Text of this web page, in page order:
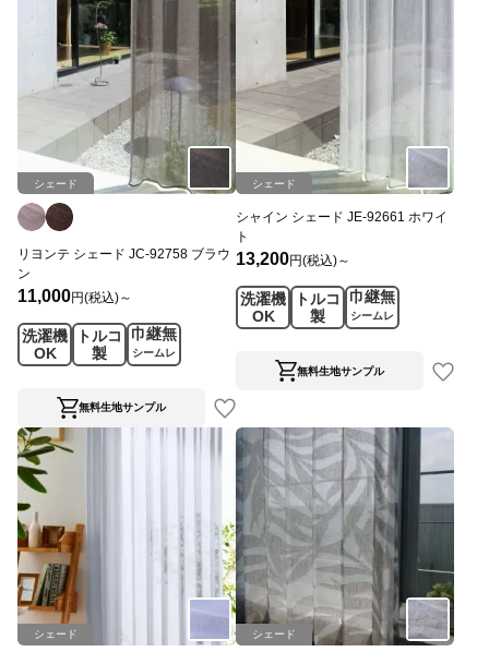
シェード
リヨンテ シェード JC-92758 ブラウ
ン
11,000円(税込)～
洗濯機
OK
トルコ
製
巾継無
シームレ
ス
無料生地サンプル
シェード
シャイン シェード JE-92661 ホワイ
ト
13,200円(税込)～
洗濯機
OK
トルコ
製
巾継無
シームレ
ス
無料生地サンプル
シェード シェード